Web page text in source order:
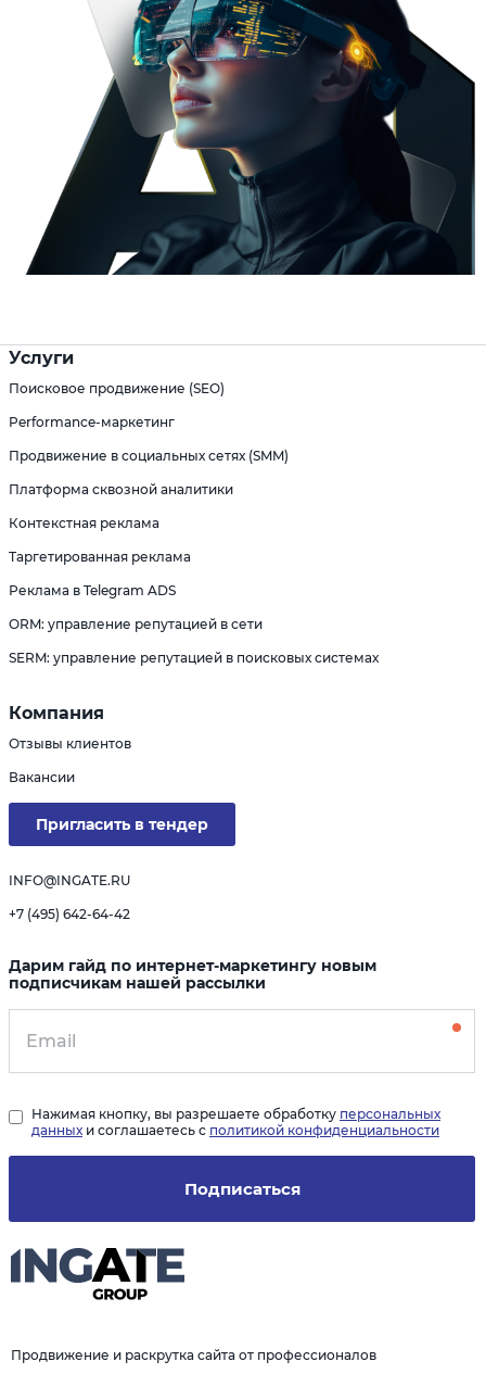
Продвижение и раскрутка сайта от профессионалов
Услуги
Поисковое продвижение (SEO)
Performance-маркетинг
Продвижение в социальных сетях (SMM)
Платформа сквозной аналитики
Контекстная реклама
Таргетированная реклама
Реклама в Telegram ADS
ORM: управление репутацией в сети
SERM: управление репутацией в поисковых системах
Компания
Отзывы клиентов
Вакансии
Пригласить в тендер
INFO@INGATE.RU
+7 (495) 642-64-42
Дарим гайд по интернет-маркетингу новым
подписчикам нашей рассылки
Подписаться
Нажимая кнопку, вы разрешаете обработку персональных
данных и соглашаетесь с политикой конфиденциальности